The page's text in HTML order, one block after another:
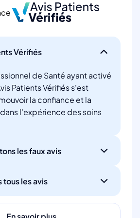
Vérifiés
de Santé ayant activé
Patients Vérifiés s'est
la confiance et la
l'expérience des soins
les faux avis
tous les avis